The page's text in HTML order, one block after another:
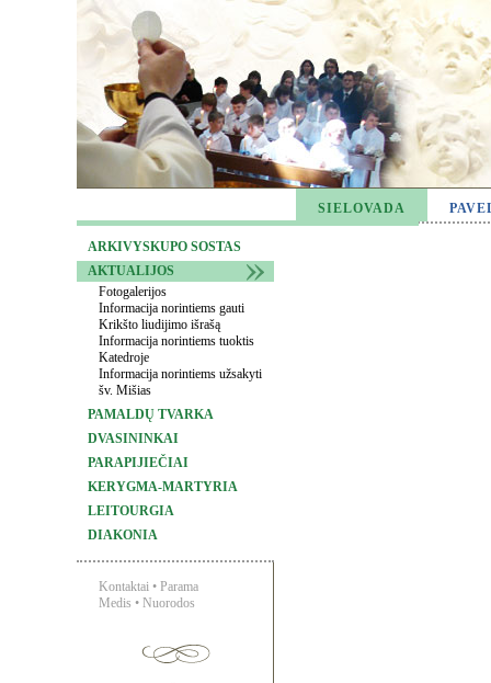
SIELOVADA
ARKIVYSKUPO SOSTAS
AKTUALIJOS
Fotogalerijos
Informacija norintiems gauti
Krikšto liudijimo išrašą
Informacija norintiems tuoktis
Katedroje
Informacija norintiems užsakyti
šv. Mišias
PAMALDŲ TVARKA
DVASININKAI
PARAPIJIEČIAI
KERYGMA-MARTYRIA
LEITOURGIA
DIAKONIA
Kontaktai • Parama
Medis • Nuorodos